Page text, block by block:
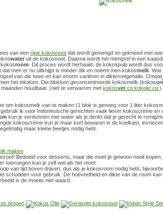
van een rijpe kokosnoot dat wordt gemengd en gekneed met
water uit de kokosnoot. Daarna wordt het mengsel in een
room . Dit proces wordt herhaald, de kokospulp wordt dus
men er nu uitknijpt is minder dik en noemt men kokosmelk .
van die twee en kan enorm variëren in dikte/vetgehalte.
het inkoken. Die blokken geconcentreerde kokosmelk (kokos
houdbaar. (niet te verwarren met kokosvet cq kokolie cq )
om kokosmelk van te maken (1 blok is genoeg voor 1 liter
ik voor Indonesische gerechten vaak liever kokoscrème en
kun je verdunnen met water als je denkt dat je gerecht te romig/
kokoscrème kun je maar kort bewaren in de koelkast,
maar kleine beetjes nodig hebt.
maken
Bedoeld voor desserts, maar die moet je gewoon nooit
toevoegen kun je zelf wel als het moet.
van tijd boven drijven, dus als je kokosroom nodig hebt,
schudden voor gebruik. De hoeveelheid en dikte van de room kan
is de moeite niet waard.